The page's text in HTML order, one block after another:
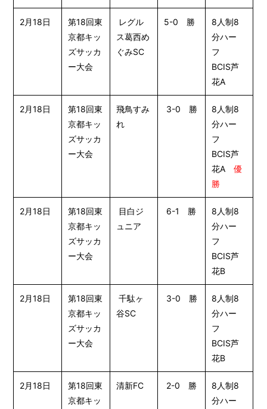
2月18日
第18回東
京都キッ
ズサッカ
ー大会
レグル
ス葛西め
ぐみSC
5-0 勝
8人制8
分ハー
フ
BCIS芦
花A
2月18日
第18回東
京都キッ
ズサッカ
ー大会
飛鳥すみ
れ
3-0 勝
8人制8
分ハー
フ
BCIS芦
花A優
勝
2月18日
第18回東
京都キッ
ズサッカ
ー大会
目白ジ
ュニア
6-1 勝
8人制8
分ハー
フ
BCIS芦
花B
2月18日
第18回東
京都キッ
ズサッカ
ー大会
千駄ヶ
谷SC
3-0 勝
8人制8
分ハー
フ
BCIS芦
花B
2月18日
第18回東
京都キッ
清新FC 2-0 勝
8人制8
分ハー